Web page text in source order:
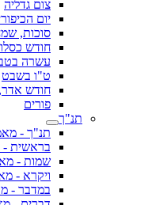
צום גדליה
יום
סוכות,
חודש
עשרה
ט"ו בשבט
חודש
פורים
תנ"ך
תנ"ך -
בראשית
שמות -
ויקרא -
במדבר -